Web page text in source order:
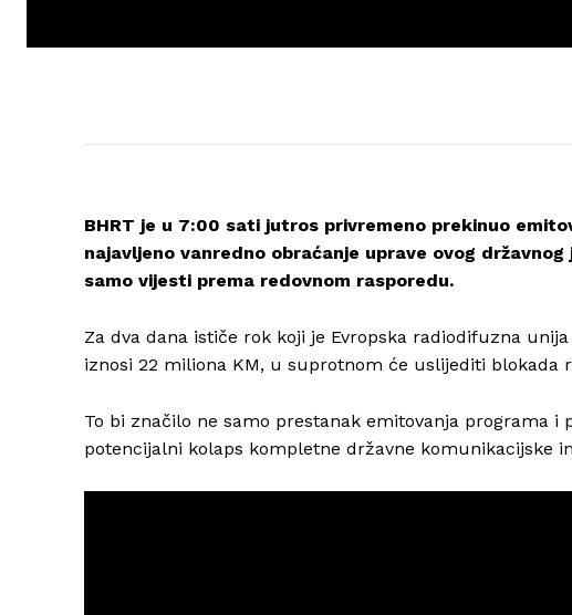
BHRT je u 7:00 sati jutros privremeno prekinuo
najavljeno vanredno obraćanje uprave ovog
samo vijesti prema redovnom rasporedu.
Za dva dana ističe rok koji je Evropska radiodifuzna
iznosi 22 miliona KM, u suprotnom će uslijediti blokada
To bi značilo ne samo prestanak emitovanja programa i
potencijalni kolaps kompletne državne komunikacijske